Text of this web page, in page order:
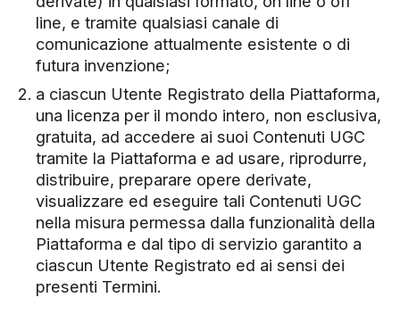
line, e tramite qualsiasi canale di
comunicazione attualmente esistente o di
futura invenzione;
a ciascun Utente Registrato della Piattaforma,
una licenza per il mondo intero, non esclusiva,
gratuita, ad accedere ai suoi Contenuti UGC
tramite la Piattaforma e ad usare, riprodurre,
distribuire, preparare opere derivate,
visualizzare ed eseguire tali Contenuti UGC
nella misura permessa dalla funzionalità della
Piattaforma e dal tipo di servizio garantito a
ciascun Utente Registrato ed ai sensi dei
presenti Termini.